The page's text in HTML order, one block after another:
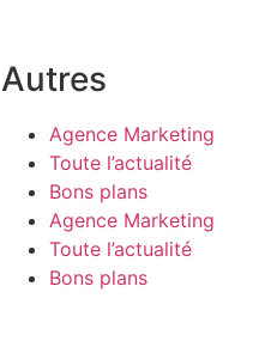
Autres
Agence Marketing
Toute l’actualité
Bons plans
Agence Marketing
Toute l’actualité
Bons plans